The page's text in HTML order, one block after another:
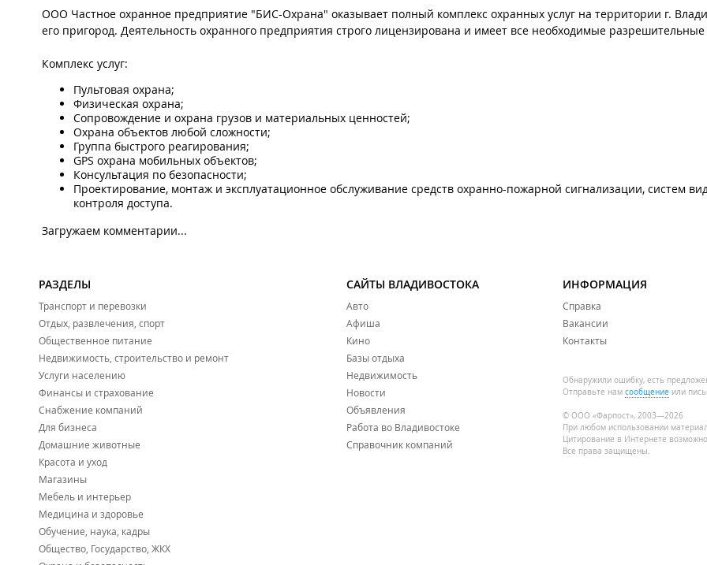
ООО Частное охранное предприятие "БИС-Охрана" оказывает полный комплекс охранных услуг на территории г.
его пригород. Деятельность охранного предприятия строго лицензирована и имеет все необходимые
Комплекс услуг:
Пультовая охрана;
Физическая охрана;
Сопровождение и охрана грузов и материальных ценностей;
Охрана объектов любой сложности;
Группа быстрого реагирования;
GPS охрана мобильных объектов;
Консультация по безопасности;
Проектирование, монтаж и эксплуатационное обслуживание средств охранно-пожарной сигнализации, систем
контроля доступа.
Загружаем комментарии...
РАЗДЕЛЫ
Транспорт и перевозки
Отдых, развлечения, спорт
Общественное питание
Недвижимость, строительство и ремонт
Услуги населению
Финансы и страхование
Снабжение компаний
Для бизнеса
Домашние животные
Красота и уход
Магазины
Мебель и интерьер
Медицина и здоровье
Обучение, наука, кадры
Общество, Государство, ЖКХ
САЙТЫ ВЛАДИВОСТОКА
Авто
Афиша
Кино
Базы отдыха
Недвижимость
Новости
Объявления
Работа во Владивостоке
Справочник компаний
ИНФОРМАЦИЯ
Справка
Вакансии
Контакты
Обнаружили ошибку, есть
Отправьте нам сообщение или
© ООО «Фарпост», 2003—2026
При любом использовании
Цитирование в Интернете
Все права защищены.